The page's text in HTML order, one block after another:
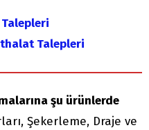
Talepleri
şu ürünlerde
Şekerleme, Draje ve